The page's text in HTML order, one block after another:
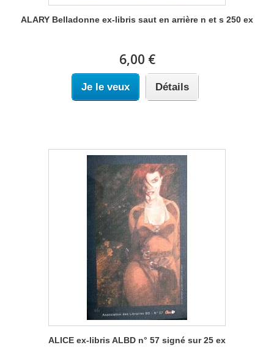
ALARY Belladonne ex-libris saut en arrière n et s 250 ex
6,00 €
Je le veux Détails
ALICE ex-libris ALBD n° 57 signé sur 25 ex